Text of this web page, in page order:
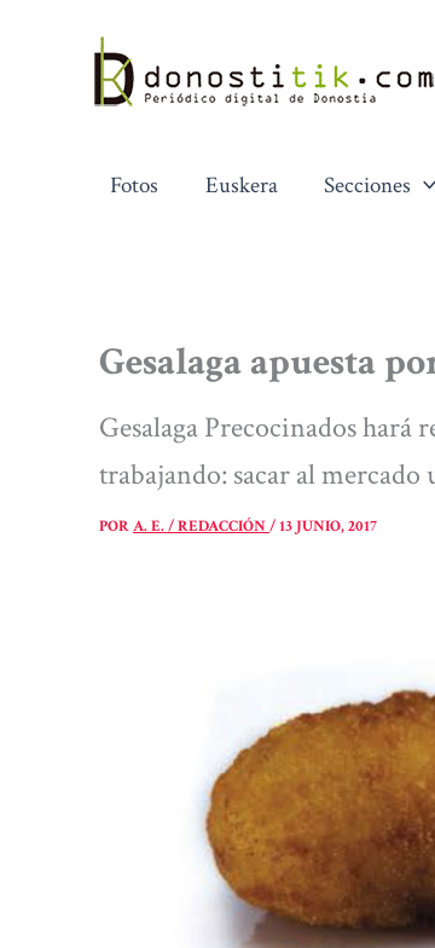
contenido
Fotos Euskera Secciones
Gesalaga apuesta
Gesalaga Precocinados
trabajando: sacar al
PORA. E. / REDACCIÓN/13 JUNIO, 2017